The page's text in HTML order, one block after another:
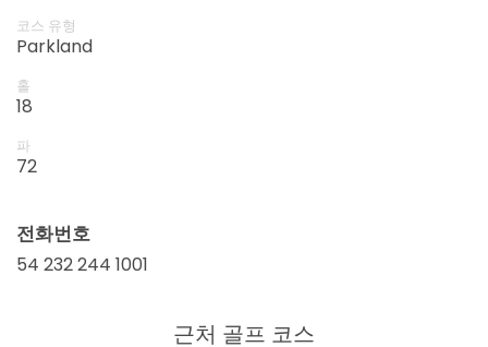
코스 유형
Parkland
홀
18
파
72
전화번호
54 232 244 1001
근처 골프 코스